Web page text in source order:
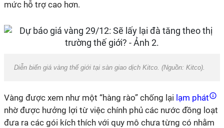
mức hỗ trợ cao hơn.
Diễn biến giá vàng thế giới tại sàn giao dịch Kitco. (Nguồn: Kitco).
Vàng được xem như một “hàng rào” chống lại lạm phát
nhờ được hưởng lợi từ việc chính phủ các nước đồng loạt
đưa ra các gói kích thích với quy mô chưa từng có nhằm